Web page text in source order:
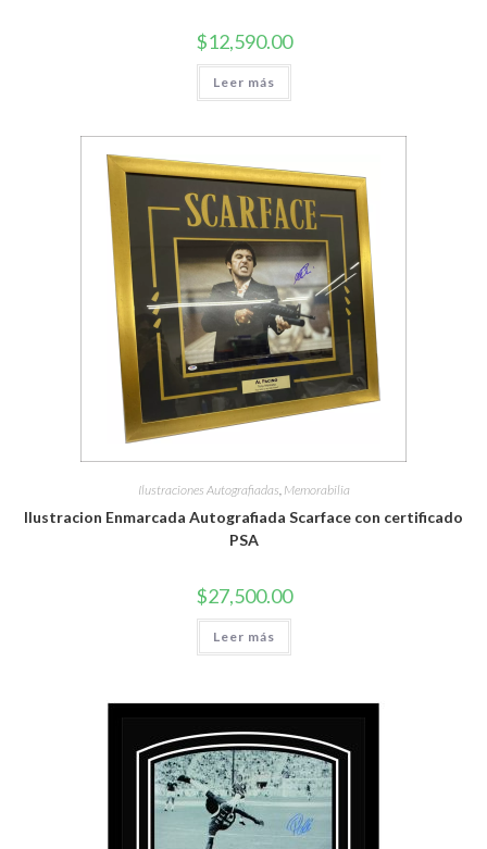
$12,590.00
Leer más
Ilustraciones Autografiadas, Memorabilia
Ilustracion Enmarcada Autografiada Scarface con certificado
PSA
$27,500.00
Leer más